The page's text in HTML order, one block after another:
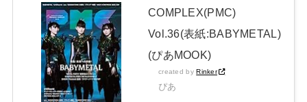
日本独自企画・限定生産盤「METAL FORTH (DELUXE
JAPAN EDITION)」着弾
【BABYMETAL】METAL FORTH DELUXE JAPAN EDITION
COMPLEX(PMC)
Vol.36(表紙:BABYMETAL)
(ぴあMOOK)
created byRinker
ぴあ